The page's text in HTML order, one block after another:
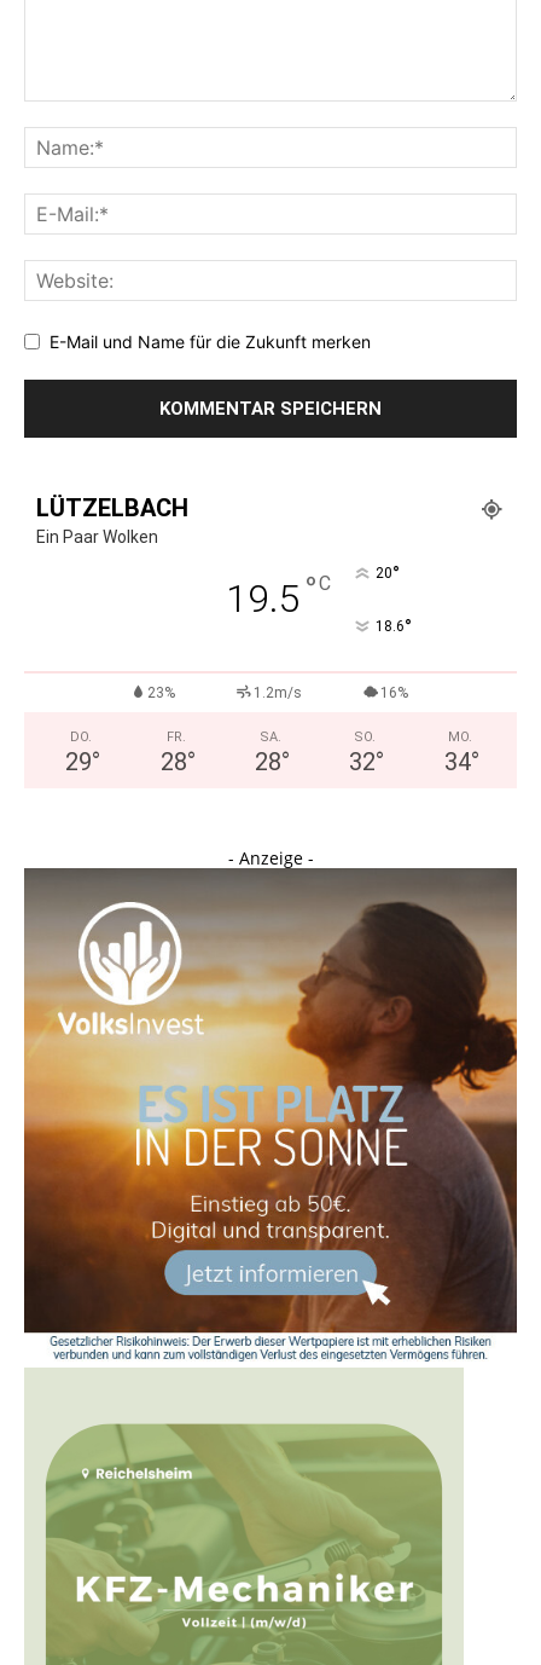
E-Mail und Name für die Zukunft merken
LÜTZELBACH
Ein Paar Wolken
19.5 °C 20°
18.6°
23% 1.2m/s 16%
DO.
29°
FR.
28°
SA.
28°
SO.
32°
MO.
34°
- Anzeige -